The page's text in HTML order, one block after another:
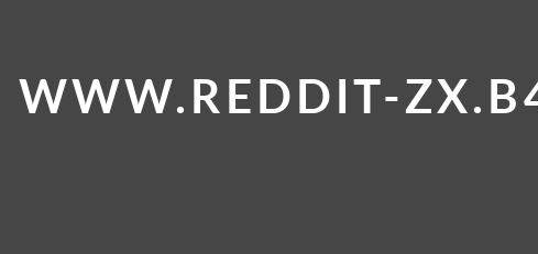
WWW.REDDIT-